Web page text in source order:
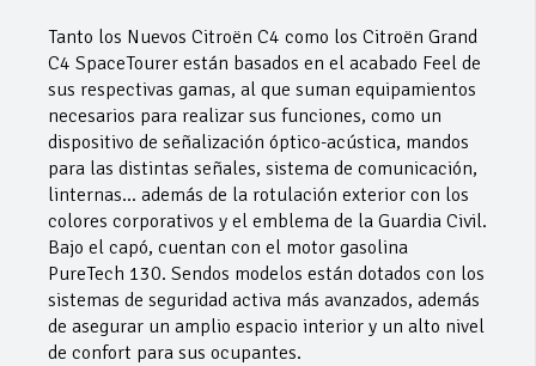
Tanto los Nuevos Citroën C4 como los Citroën Grand
C4 SpaceTourer están basados en el acabado Feel de
sus respectivas gamas, al que suman equipamientos
necesarios para realizar sus funciones, como un
dispositivo de señalización óptico-acústica, mandos
para las distintas señales, sistema de comunicación,
linternas… además de la rotulación exterior con los
colores corporativos y el emblema de la Guardia Civil.
Bajo el capó, cuentan con el motor gasolina
PureTech 130. Sendos modelos están dotados con los
sistemas de seguridad activa más avanzados, además
de asegurar un amplio espacio interior y un alto nivel
de confort para sus ocupantes.